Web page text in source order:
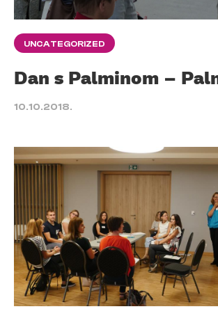
UNCATEGORIZED
Dan s Palminom –
10.10.2018.